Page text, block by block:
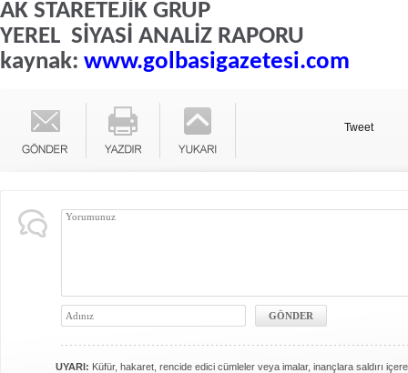
AK STARETEJİK GRUP
YEREL SİYASİ ANALİZ RAPORU
kaynak: www.golbasigazetesi.com
Tweet
UYARI: Küfür, hakaret, rencide edici cümleler veya imalar, inançlara saldırı